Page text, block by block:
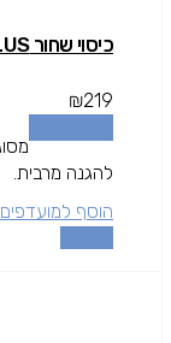
כיסוי שחור OtterBox Symmetry – GALAXY S10 PLUS
₪219
להגנה מרבית.
הוסף למועדפים